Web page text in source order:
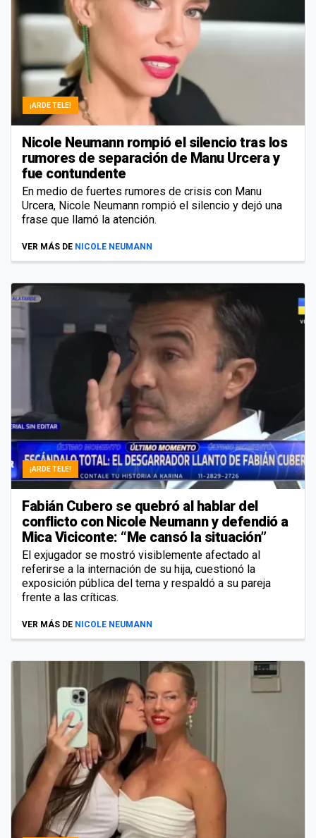
¡ARDE TELE!
Nicole Neumann rompió el silencio tras los
rumores de separación de Manu Urcera y
fue contundente
En medio de fuertes rumores de crisis con Manu
Urcera, Nicole Neumann rompió el silencio y dejó una
frase que llamó la atención.
VER MÁS DE NICOLE NEUMANN
¡ARDE TELE!
Fabián Cubero se quebró al hablar del
conflicto con Nicole Neumann y defendió a
Mica Viciconte: “Me cansó la situación”
El exjugador se mostró visiblemente afectado al
referirse a la internación de su hija, cuestionó la
exposición pública del tema y respaldó a su pareja
frente a las críticas.
VER MÁS DE NICOLE NEUMANN